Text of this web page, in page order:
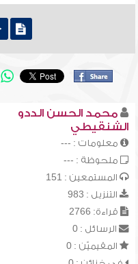
محمد الحسن الددو
الشنقيطي
معلومات : ---
ملحوظة : ---
المستمعين : 151
التنزيل : 983
قراءة: 2766
الرسائل : 0
المقيميّن : 0